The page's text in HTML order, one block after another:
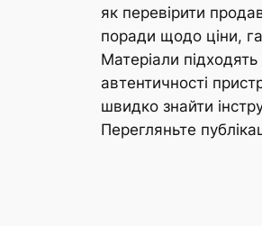
як перевірити
поради щодо ціни,
Матеріали
автентичності
швидко знайти
Перегляньте